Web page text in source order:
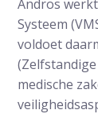
Andros
Systeem
voldoet
medische